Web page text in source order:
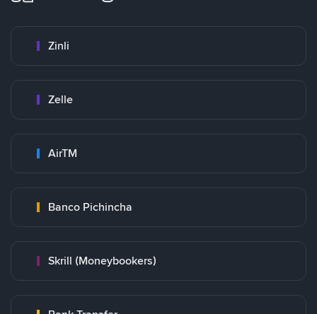
Zinli
Zelle
AirTM
Banco Pichincha
Skrill (Moneybookers)